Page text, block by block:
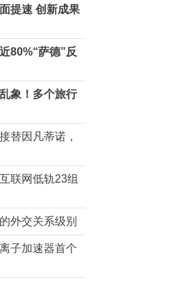
提速 创新成果
80%“萨德”反
象！多个旅行
替因凡蒂诺，
联网低轨23组
外交关系级别
子加速器首个